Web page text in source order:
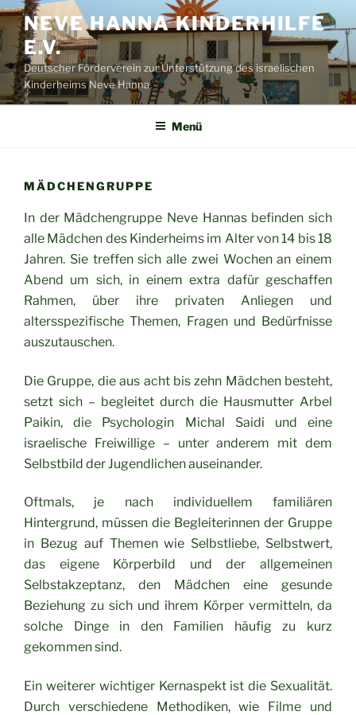
Zum
Inhalt
springen
NEVE HANNA KINDERHILFE
E.V.
Deutscher Förderverein zur Unterstützung des israelischen
Kinderheims Neve Hanna
Menü
MÄDCHENGRUPPE
In der Mädchengruppe Neve Hannas befinden sich
alle Mädchen des Kinderheims im Alter von 14 bis 18
Jahren. Sie treffen sich alle zwei Wochen an einem
Abend um sich, in einem extra dafür geschaffen
Rahmen, über ihre privaten Anliegen und
altersspezifische Themen, Fragen und Bedürfnisse
auszutauschen.
Die Gruppe, die aus acht bis zehn Mädchen besteht,
setzt sich – begleitet durch die Hausmutter Arbel
Paikin, die Psychologin Michal Saidi und eine
israelische Freiwillige – unter anderem mit dem
Selbstbild der Jugendlichen auseinander.
Oftmals, je nach individuellem familiären
Hintergrund, müssen die Begleiterinnen der Gruppe
in Bezug auf Themen wie Selbstliebe, Selbstwert,
das eigene Körperbild und der allgemeinen
Selbstakzeptanz, den Mädchen eine gesunde
Beziehung zu sich und ihrem Körper vermitteln, da
solche Dinge in den Familien häufig zu kurz
gekommen sind.
Ein weiterer wichtiger Kernaspekt ist die Sexualität.
Durch verschiedene Methodiken, wie Filme und